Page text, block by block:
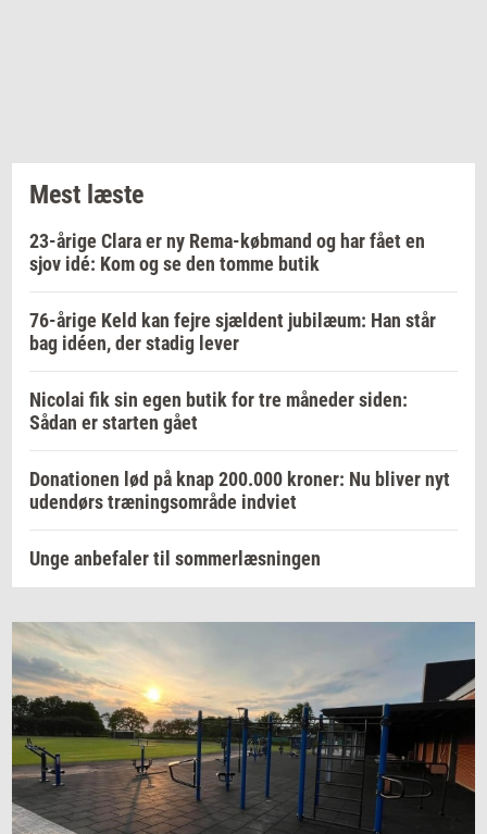
Mest læste
23-årige Clara er ny Rema-købmand og har fået en
sjov idé: Kom og se den tomme butik
76-årige Keld kan fejre sjældent jubilæum: Han står
bag idéen, der stadig lever
Nicolai fik sin egen butik for tre måneder siden:
Sådan er starten gået
Donationen lød på knap 200.000 kroner: Nu bliver nyt
udendørs træningsområde indviet
Unge anbefaler til sommerlæsningen